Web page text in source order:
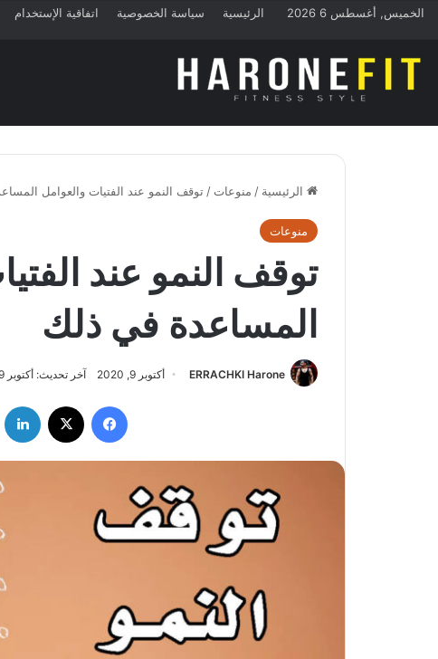
الخميس, أغسطس 6 2026 الرئيسية سياسة الخصوصية اتفاقية الإستخدام
الرئيسية / منوعات / توقف النمو عند الفتيات والعوامل
منوعات
توقف النمو عند
المساعدة في ذلك
ERRACHKI Harone أكتوبر 9, 2020 آخر تحديث: أكتوبر 9, 2020
فيسبوك